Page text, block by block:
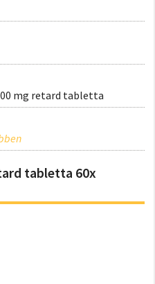
mg retard tabletta
tabletta 60x